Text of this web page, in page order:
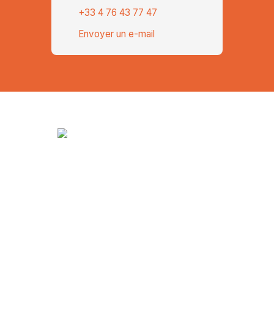
+33 4 76 43 77 47
Envoyer un e-mail